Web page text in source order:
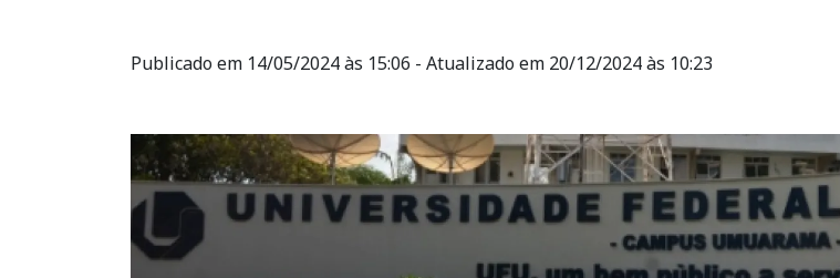
Publicado em 14/05/2024 às 15:06 - Atualizado em 20/12/2024 às 10:23
Imagem